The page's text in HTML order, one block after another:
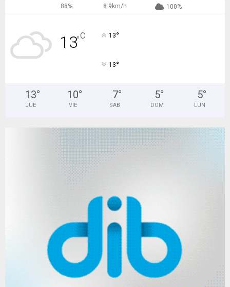
88% 8.9km/h 100%
13°C 13°
13°
13°
JUE
10°
VIE
7°
SAB
5°
DOM
5°
LUN